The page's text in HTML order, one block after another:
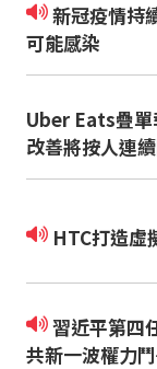
新冠疫情持續飆升 常見八大症狀 沒發燒也
可能感染
Uber Eats疊單
改善將按人連
HTC打造虛
習近平第四任期穩了？從五中全會解析中
共新一波權力